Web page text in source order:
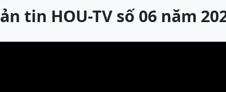
tin HOU-TV số 06 năm